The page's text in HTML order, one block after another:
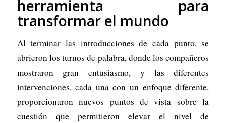
herramienta para
transformar el mundo
Al terminar las introducciones de cada punto, se
abrieron los turnos de palabra, donde los compañeros
mostraron gran entusiasmo, y las diferentes
intervenciones, cada una con un enfoque diferente,
proporcionaron nuevos puntos de vista sobre la
cuestión que permitieron elevar el nivel de